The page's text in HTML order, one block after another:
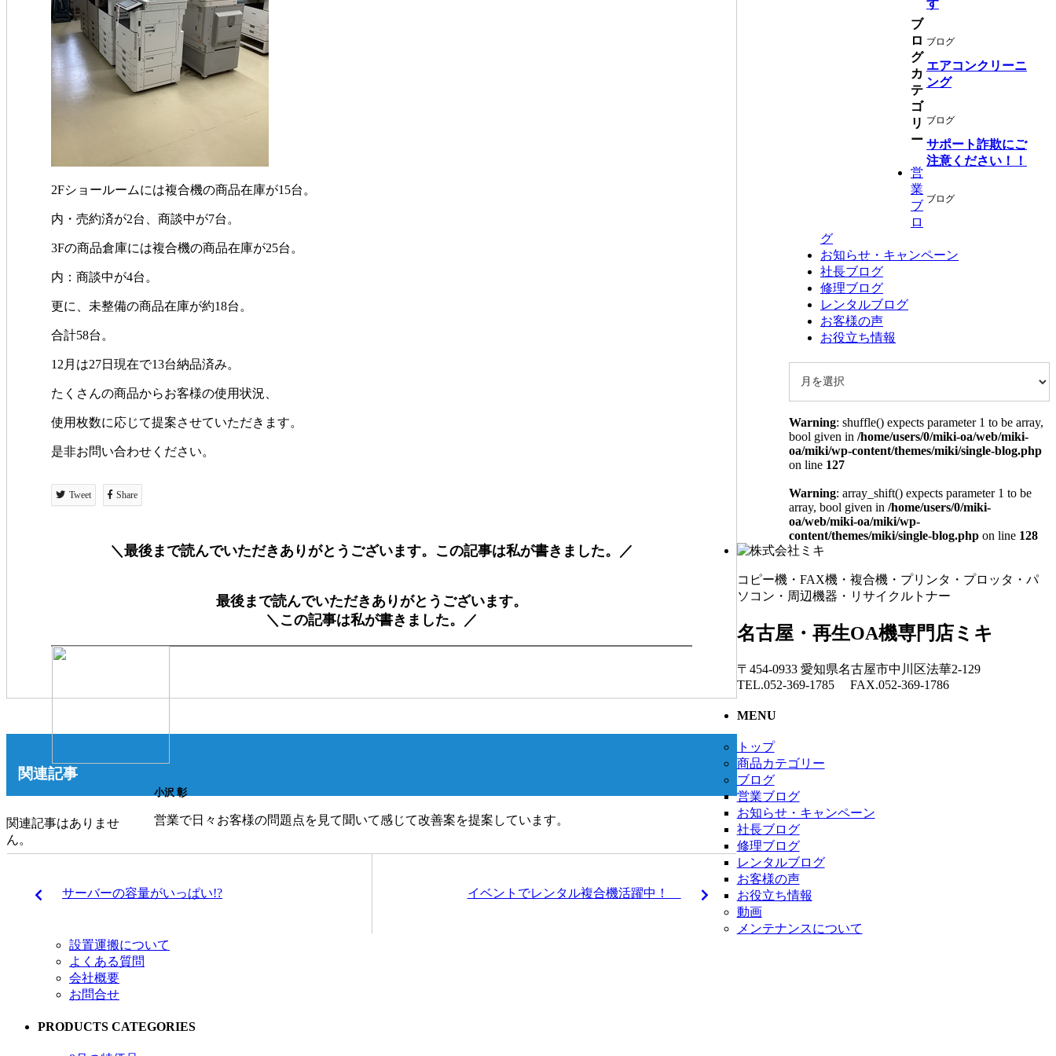
2Fショールームには複合機の商品在庫が15台。
内・売約済が2台、商談中が7台。
3Fの商品倉庫には複合機の商品在庫が25台。
内：商談中が4台。
更に、未整備の商品在庫が約18台。
合計58台。
12月は27日現在で13台納品済み。
たくさんの商品からお客様の使用状況、
使用枚数に応じて提案させていただきます。
是非お問い合わせください。
Tweet Share
＼最後まで読んでいただきありがとうございます。この記事は私が書きました。／
最後まで読んでいただきありがとうございます。
＼この記事は私が書きました。／
小沢 彰
営業で日々お客様の問題点を見て聞いて感じて改善案を提案しています。
サーバーの容量がいっぱい!? イベントでレンタル複合機活躍中！
関連記事
関連記事はありませ
ん。
す
ブログ
エアコンクリーニ
ング
ブログ
サポート詐欺にご
注意ください！！
ブログ
ブ
ロ
グ
カ
テ
ゴ
リ
ー
営
業
ブ
ロ
グ
お知らせ・キャンペーン
社長ブログ
修理ブログ
レンタルブログ
お客様の声
お役立ち情報
Warning: shuffle() expects parameter 1 to be array,
bool given in /home/users/0/miki-oa/web/miki-
oa/miki/wp-content/themes/miki/single-blog.php
on line 127
Warning: array_shift() expects parameter 1 to be
array, bool given in /home/users/0/miki-
oa/web/miki-oa/miki/wp-
content/themes/miki/single-blog.php on line 128
コピー機・FAX機・複合機・プリンタ・プロッタ・パ
ソコン・周辺機器・リサイクルトナー
名古屋・再生OA機専門店ミキ
〒454-0933 愛知県名古屋市中川区法華2-129
TEL.052-369-1785 FAX.052-369-1786
MENU
トップ
商品カテゴリー
ブログ
営業ブログ
お知らせ・キャンペーン
社長ブログ
修理ブログ
レンタルブログ
お客様の声
お役立ち情報
動画
メンテナンスについて
設置運搬について
よくある質問
会社概要
お問合せ
PRODUCTS CATEGORIES